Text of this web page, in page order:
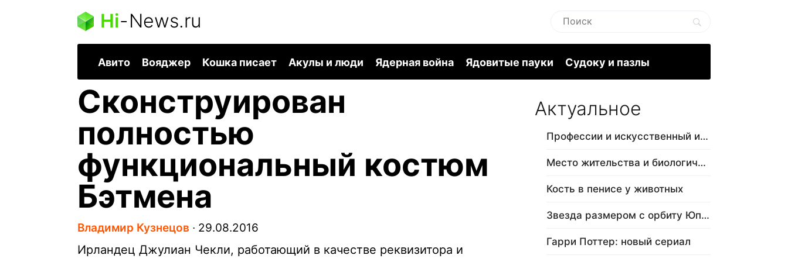
Hi-News.ru
Авито Вояджер Кошка писает Акулы и люди Ядерная война Ядовитые пауки Судоку и пазлы
Сконструирован
полностью
функциональный костюм
Бэтмена
Владимир Кузнецов ∙ 29.08.2016
Ирландец Джулиан Чекли, работающий в качестве реквизитора и
Актуальное
Профессии и искусственный интеллект
Место жительства и биологический в…
Кость в пенисе у животных
Звезда размером с орбиту Юпитера
Гарри Поттер: новый сериал